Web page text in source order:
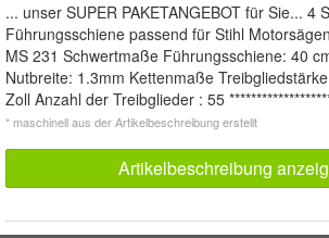
... unser SUPER PAKETANGEBOT für Sie... 4
Führungsschiene passend für Stihl
MS 231 Schwertmaße Führungsschiene: 40
Nutbreite: 1.3mm Kettenmaße
Zoll Anzahl der Treibglieder : 55
* maschinell aus der Artikelbeschreibung erstellt
Artikelbeschreibung